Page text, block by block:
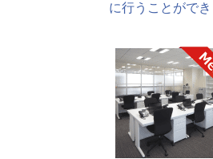
に行うことができ